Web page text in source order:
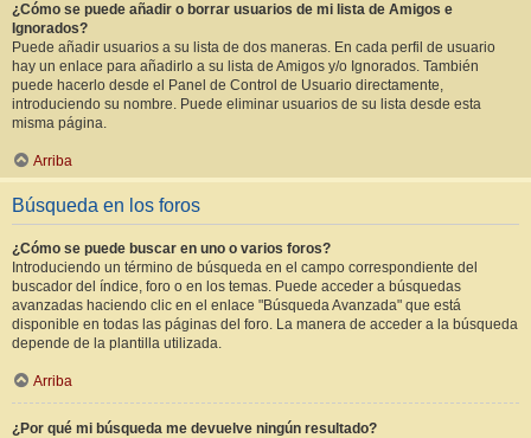
¿Cómo se puede añadir o borrar usuarios de mi lista de Amigos e
Ignorados?
Puede añadir usuarios a su lista de dos maneras. En cada perfil de usuario
hay un enlace para añadirlo a su lista de Amigos y/o Ignorados. También
puede hacerlo desde el Panel de Control de Usuario directamente,
introduciendo su nombre. Puede eliminar usuarios de su lista desde esta
misma página.
Arriba
Búsqueda en los foros
¿Cómo se puede buscar en uno o varios foros?
Introduciendo un término de búsqueda en el campo correspondiente del
buscador del índice, foro o en los temas. Puede acceder a búsquedas
avanzadas haciendo clic en el enlace "Búsqueda Avanzada" que está
disponible en todas las páginas del foro. La manera de acceder a la búsqueda
depende de la plantilla utilizada.
Arriba
¿Por qué mi búsqueda me devuelve ningún resultado?